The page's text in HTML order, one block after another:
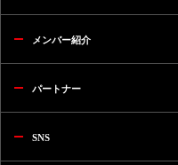
メンバー紹介
パートナー
SNS